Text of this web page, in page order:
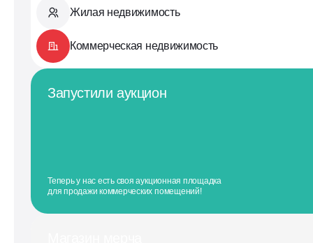
Жилая недвижимость
Коммерческая недвижимость
Запустили аукцион
Теперь у нас есть своя аукционная площадка
для продажи коммерческих помещений!